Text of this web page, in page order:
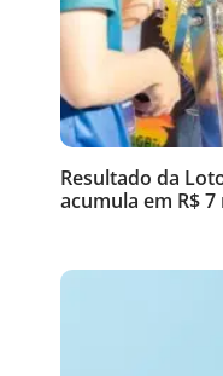
Resultado da
acumula em R$